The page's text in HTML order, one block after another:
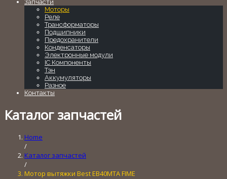
Запчасти
Моторы
Реле
Трансформаторы
Подшипники
Предохранители
Конденсаторы
Электронные модули
IC Компоненты
Тэн
Аккумуляторы
Разное
Контакты
Каталог запчастей
Home
/
Каталог запчастей
/
Мотор вытяжки Best EB40MTA FIME